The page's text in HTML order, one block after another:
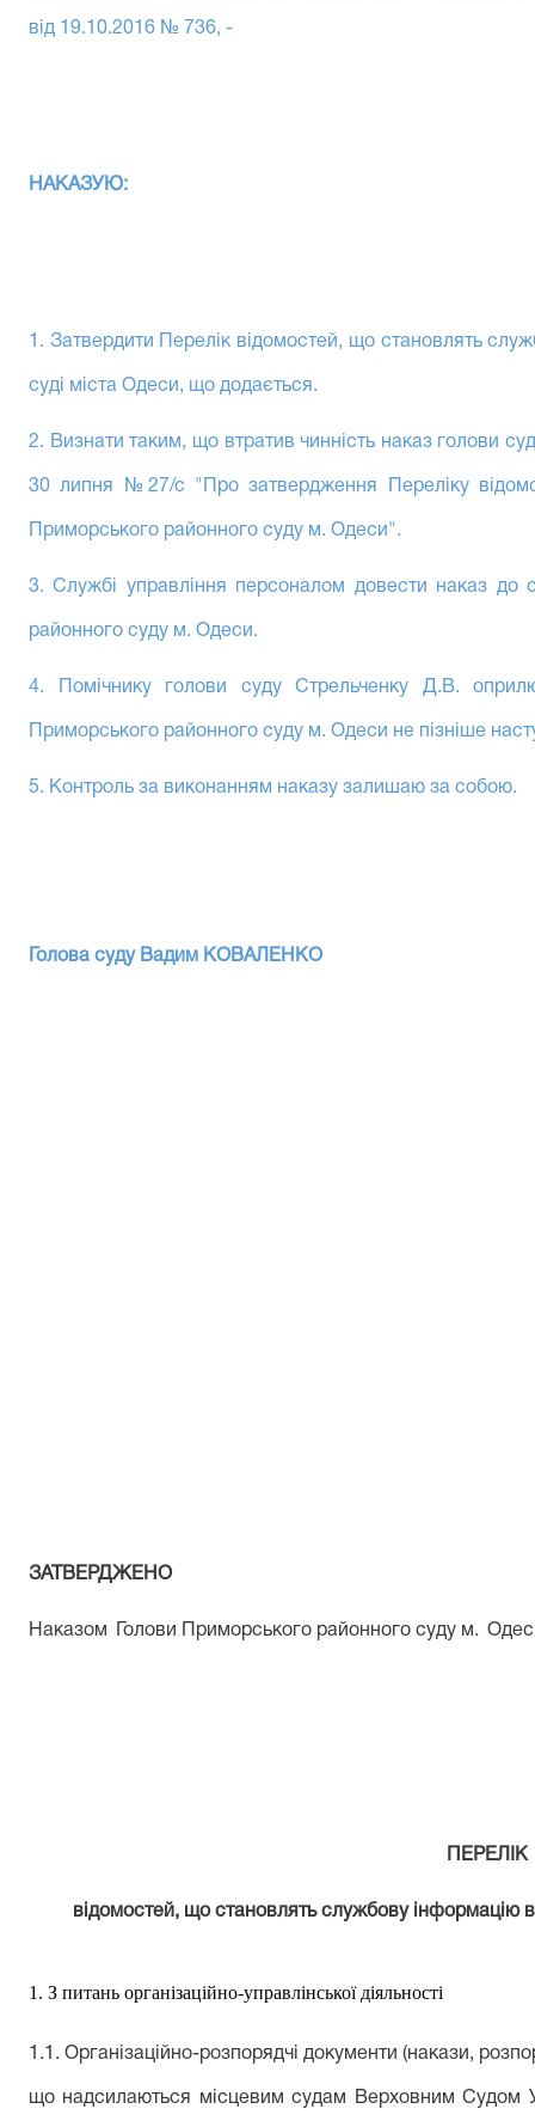
від 19.10.2016 № 736, -
НАКАЗУЮ:
1. Затвердити Перелік відомостей, що становлять
суді міста Одеси, що додається.
2. Визнати таким, що втратив чинність наказ голови
30 липня №27/с "Про затвердження Переліку
Приморського районного суду м. Одеси".
3. Службі управління персоналом довести наказ до
районного суду м. Одеси.
4. Помічнику голови суду Стрельченку Д.В.
Приморського районного суду м. Одеси не пізніше
5. Контроль за виконанням наказу залишаю за собою.
Голова суду Вадим КОВАЛЕНКО
ЗАТВЕРДЖЕНО
Наказом Голови Приморського районного суду м. Одес
ПЕРЕЛІК
відомостей, що становлять службову
1 . З питань організаційно-управлінської діяльності
1.1. Організаційно-розпорядч документи (накази,
що надсилаються місцевим судам Верховним Судом